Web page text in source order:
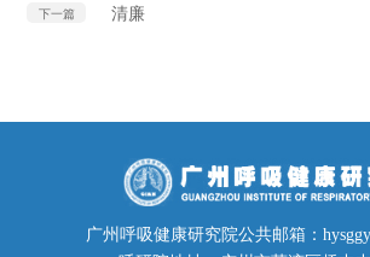
下一篇 清廉
广州呼吸健康研究院公共邮箱：